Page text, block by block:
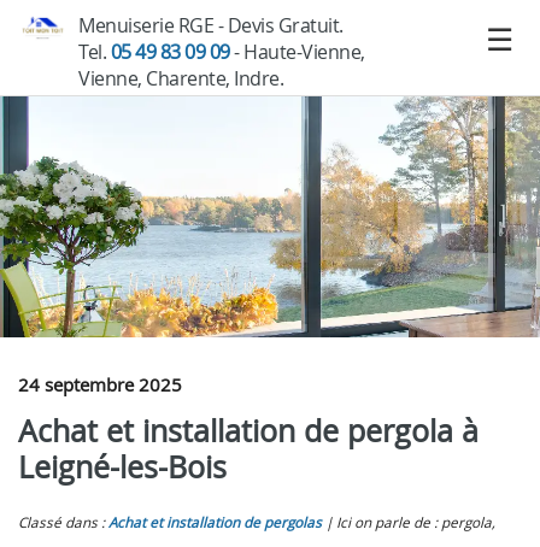
Menuiserie RGE - Devis Gratuit.
Tel.05 49 83 09 09- Haute-Vienne,
Vienne, Charente, Indre.
24 septembre 2025
Achat et installation de pergola à
Leigné-les-Bois
Classé dans :Achat et installation de pergolas
Ici on parle de : pergola,